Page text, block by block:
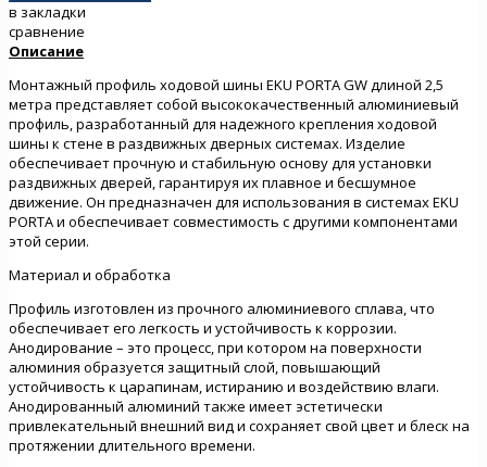
в закладки
сравнение
Описание
Монтажный профиль ходовой шины EKU PORTA GW длиной 2,5
метра представляет собой высококачественный алюминиевый
профиль, разработанный для надежного крепления ходовой
шины к стене в раздвижных дверных системах. Изделие
обеспечивает прочную и стабильную основу для установки
раздвижных дверей, гарантируя их плавное и бесшумное
движение. Он предназначен для использования в системах EKU
PORTA и обеспечивает совместимость с другими компонентами
этой серии.
Материал и обработка
Профиль изготовлен из прочного алюминиевого сплава, что
обеспечивает его легкость и устойчивость к коррозии.
Анодирование – это процесс, при котором на поверхности
алюминия образуется защитный слой, повышающий
устойчивость к царапинам, истиранию и воздействию влаги.
Анодированный алюминий также имеет эстетически
привлекательный внешний вид и сохраняет свой цвет и блеск на
протяжении длительного времени.